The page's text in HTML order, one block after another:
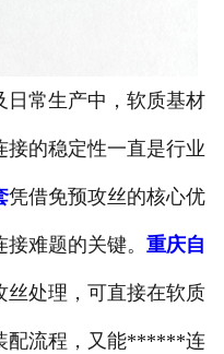
常生产中，软质基材
接的稳定性一直是行业
凭借免预攻丝的核心优
难题的关键。 重庆自
丝处理，可直接在软质
配流程，又能******连